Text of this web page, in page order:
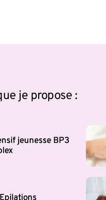
je propose :
jeunesse BP3